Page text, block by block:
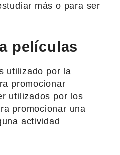
más o para ser
películas
utilizado por la
promocionar
utilizados por los
promocionar una
actividad